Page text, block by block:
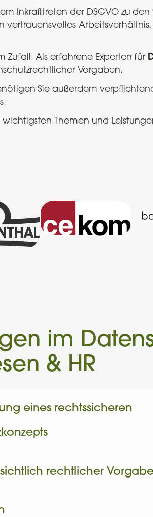
Inkrafttreten der DSGVO zu
vertrauensvolles
Zufall. Als erfahrene Experten für
Vorgaben.
Sie außerdem
Themen und
im
& HR
eines rechtssicheren
rechtlicher